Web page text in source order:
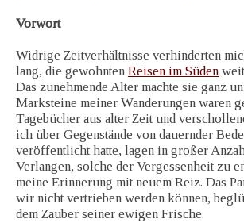
Vorwort
Widrige Zeitverhältnisse verhinderten
lang, die gewohnten Reisen im Süden
Das zunehmende Alter machte sie ganz
Marksteine meiner Wanderungen waren
Tagebücher aus alter Zeit und
ich über Gegenstände von dauernder
veröffentlicht hatte, lagen in großer
Verlangen, solche der Vergessenheit zu
meine Erinnerung mit neuem Reiz. Das
wir nicht vertrieben werden können,
dem Zauber seiner ewigen Frische.